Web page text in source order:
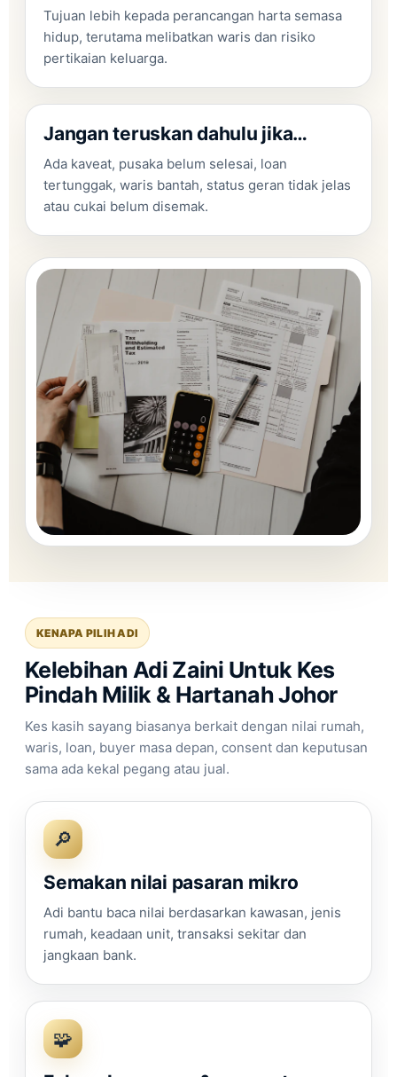
Tujuan lebih kepada perancangan harta semasa
hidup, terutama melibatkan waris dan risiko
pertikaian keluarga.
Jangan teruskan dahulu jika…
Ada kaveat, pusaka belum selesai, loan
tertunggak, waris bantah, status geran tidak jelas
atau cukai belum disemak.
KENAPA PILIH ADI
Kelebihan Adi Zaini Untuk Kes
Pindah Milik & Hartanah Johor
Kes kasih sayang biasanya berkait dengan nilai rumah,
waris, loan, buyer masa depan, consent dan keputusan
sama ada kekal pegang atau jual.
🔎
Semakan nilai pasaran mikro
Adi bantu baca nilai berdasarkan kawasan, jenis
rumah, keadaan unit, transaksi sekitar dan
jangkaan bank.
🧩